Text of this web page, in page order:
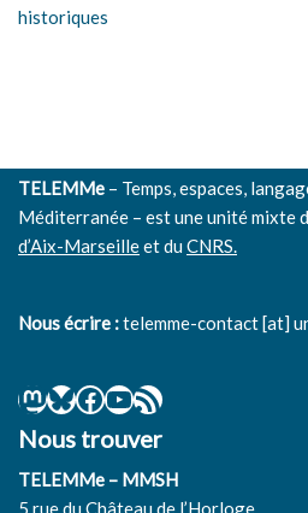
historiques
TELEMMe – Temps, espaces,
Méditerranée – est une unité mixte
d’Aix-Marseilleet duCNRS.
Nous écrire :telemme-contact [at]
Nous trouver
TELEMMe – MMSH
5 rue du Château de l’Horloge